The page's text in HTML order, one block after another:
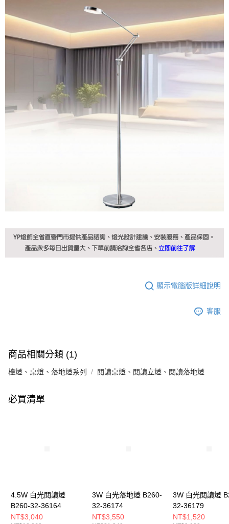
顯示電腦版詳細說明
客服
商品相關分類 (1)
檯燈、桌燈、落地燈系列 閱讀桌燈、閱讀立燈、閱讀落地燈
必買清單
4.5W 白光閱讀燈
B260-32-36164
NT$3,040
3W 白光落地燈 B260-
32-36174
NT$3,550
3W 白光閱讀燈
32-36179
NT$1,520